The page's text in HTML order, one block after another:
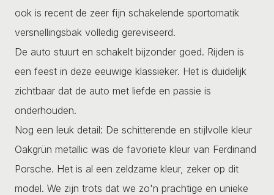
ook is recent de zeer fijn schakelende sportomatik
versnellingsbak volledig gereviseerd.
De auto stuurt en schakelt bijzonder goed. Rijden is
een feest in deze eeuwige klassieker. Het is duidelijk
zichtbaar dat de auto met liefde en passie is
onderhouden.
Nog een leuk detail: De schitterende en stijlvolle kleur
Oakgrün metallic was de favoriete kleur van Ferdinand
Porsche. Het is al een zeldzame kleur, zeker op dit
model. We zijn trots dat we zo'n prachtige en unieke